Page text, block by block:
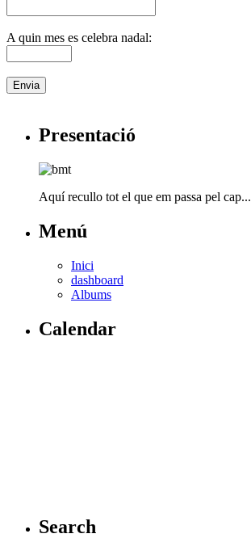
A quin mes es celebra nadal:
Presentació
Aquí recullo tot el que em passa pel cap...
Menú
Inici
dashboard
Albums
Calendar
Search